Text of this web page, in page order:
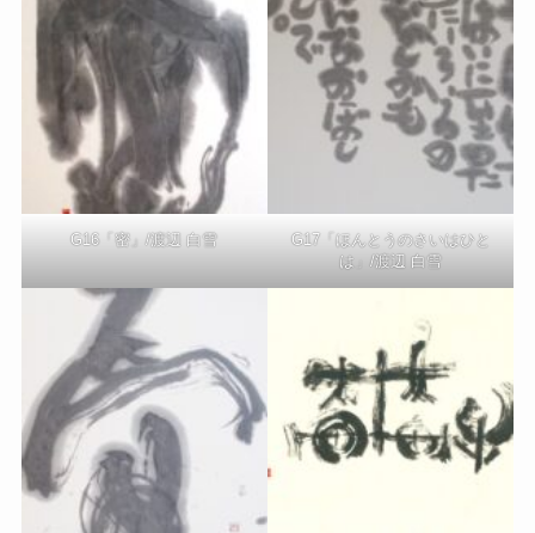
G16「密」/渡辺 白雪
G17「ほんとうのさいはひと
は」/渡辺 白雪